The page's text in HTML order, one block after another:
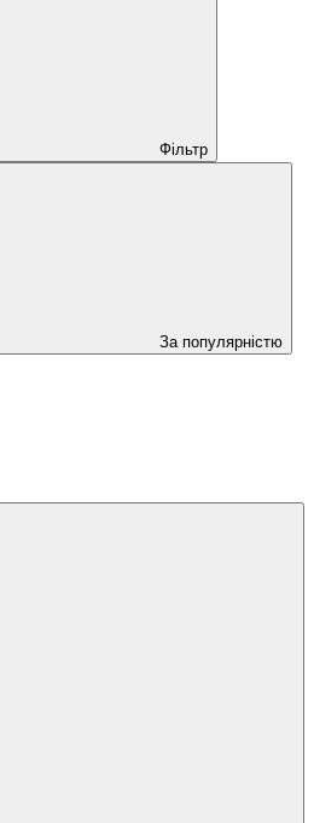
Фільтр
За популярністю